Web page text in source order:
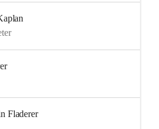
Fladerer